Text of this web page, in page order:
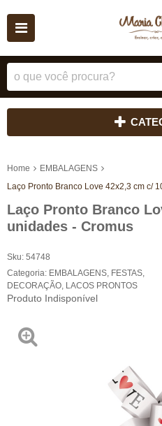
Home
EMBALAGENS
Laço Pronto Branco Love 42x2,3 cm c/
Laço Pronto Branco
unidades - Cromus
Sku: 54748
Categoria: EMBALAGENS FESTAS
DECORAÇÃO LACOS PRONTOS
Produto Indisponível